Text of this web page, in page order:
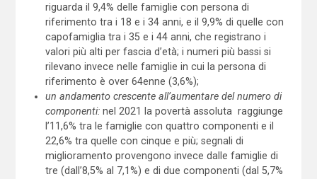
riguarda il 9,4% delle famiglie con persona di
riferimento tra i 18 e i 34 anni, e il 9,9% di quelle con
capofamiglia tra i 35 e i 44 anni, che registrano i
valori più alti per fascia d’età; i numeri più bassi si
rilevano invece nelle famiglie in cui la persona di
riferimento è over 64enne (3,6%);
un andamento crescente all’aumentare del numero di
componenti: nel 2021 la povertà assoluta raggiunge
l’11,6% tra le famiglie con quattro componenti e il
22,6% tra quelle con cinque e più; segnali di
miglioramento provengono invece dalle famiglie di
tre (dall’8,5% al 7,1%) e di due componenti (dal 5,7%